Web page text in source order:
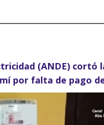
(ANDE) cortó
por falta de pago